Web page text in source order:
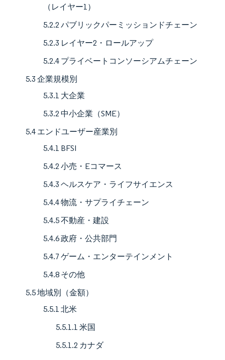
（レイヤー1）
5.2.2 パブリックパーミッションドチェーン
5.2.3 レイヤー2・ロールアップ
5.2.4 プライベートコンソーシアムチェーン
5.3 企業規模別
5.3.1 大企業
5.3.2 中小企業（SME）
5.4 エンドユーザー産業別
5.4.1 BFSI
5.4.2 小売・Eコマース
5.4.3 ヘルスケア・ライフサイエンス
5.4.4 物流・サプライチェーン
5.4.5 不動産・建設
5.4.6 政府・公共部門
5.4.7 ゲーム・エンターテインメント
5.4.8 その他
5.5 地域別（金額）
5.5.1 北米
5.5.1.1 米国
5.5.1.2 カナダ